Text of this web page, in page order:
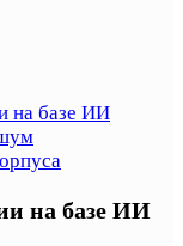
на базе ИИ
на базе ИИ